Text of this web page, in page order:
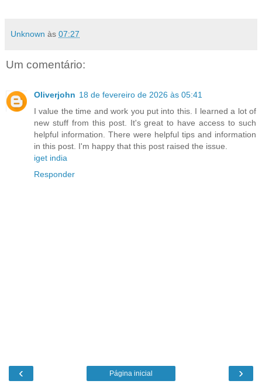
Unknown às 07:27
Um comentário:
Oliverjohn 18 de fevereiro de 2026 às 05:41
I value the time and work you put into this. I learned a lot of
new stuff from this post. It's great to have access to such
helpful information. There were helpful tips and information
in this post. I'm happy that this post raised the issue.
iget india
Responder
‹ ›
Página inicial